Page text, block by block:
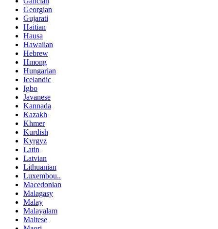
Georgian
Gujarati
Haitian
Hausa
Hawaiian
Hebrew
Hmong
Hungarian
Icelandic
Igbo
Javanese
Kannada
Kazakh
Khmer
Kurdish
Kyrgyz
Latin
Latvian
Lithuanian
Luxembou..
Macedonian
Malagasy
Malay
Malayalam
Maltese